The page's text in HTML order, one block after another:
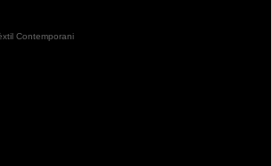
Contemporani